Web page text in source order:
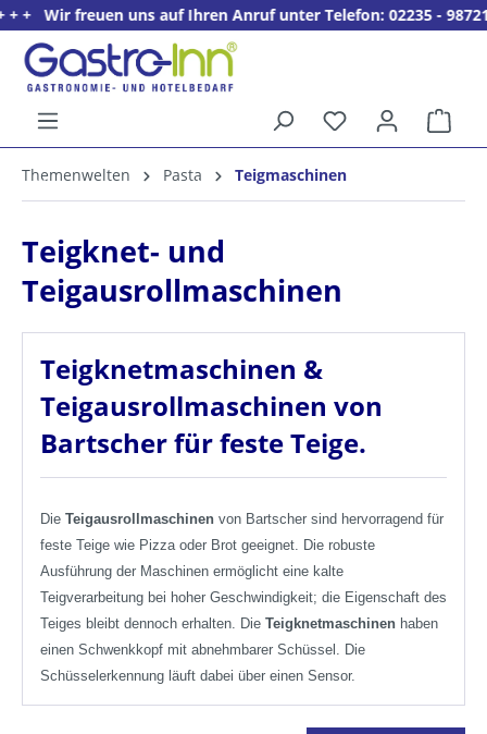
springen
uns auf Ihren Anruf unter Telefon: 02235 - 9872121. +
Willkommens­rabatt**
Themenwelten Pasta Teigmaschinen
Teigknet- und
Teigausrollmaschinen
Teigknetmaschinen &
Teigausrollmaschinen von
Bartscher für feste Teige.
Die Teigausrollmaschinen von Bartscher sind hervorragend für
feste Teige wie Pizza oder Brot geeignet. Die robuste
Ausführung der Maschinen ermöglicht eine kalte
Teigverarbeitung bei hoher Geschwindigkeit; die Eigenschaft des
Teiges bleibt dennoch erhalten. Die Teigknetmaschinen haben
einen Schwenkkopf mit abnehmbarer Schüssel. Die
Schüsselerkennung läuft dabei über einen Sensor.